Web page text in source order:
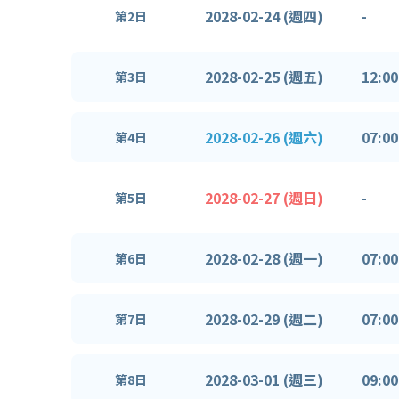
第2日 2028-02-24 (週四) -
第3日 2028-02-25 (週五) 12:00
第4日 2028-02-26 (週六) 07:00
第5日 2028-02-27 (週日) -
第6日 2028-02-28 (週一) 07:00
第7日 2028-02-29 (週二) 07:00
第8日 2028-03-01 (週三) 09:00